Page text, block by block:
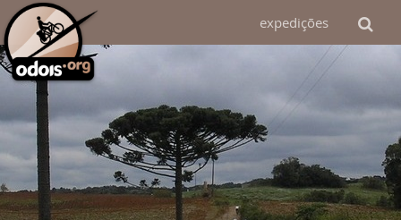
expedições